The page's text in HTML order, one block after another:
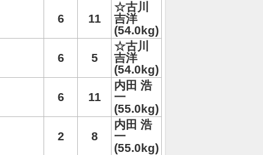
6 11
☆古川
吉洋
(54.0kg)
6 5
☆古川
吉洋
(54.0kg)
6 11
内田 浩
一
(55.0kg)
2 8
内田 浩
一
(55.0kg)